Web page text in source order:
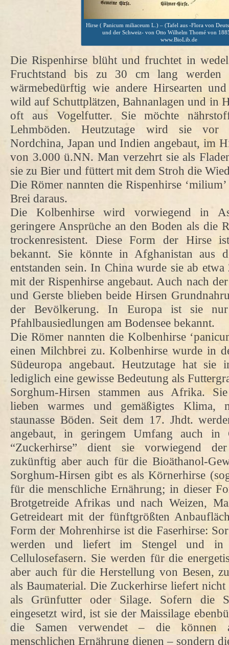
Hirse ( Panicum miliaceum L.) – (Tafel aus -Flora von
und der Schweiz- von Otto Wilhelm Thomé von
www.BioLib.de
Die Rispenhirse blüht und fruchtet in
Fruchtstand bis zu 30 cm lang
wärmebedürftig wie andere Hirsearten
wild auf Schuttplätzen, Bahnanlagen und in
oft aus Vogelfutter. Sie möchte
Lehmböden. Heutzutage wird sie vor
Nordchina, Japan und Indien angebaut, im
von 3.000 ü.NN. Man verzehrt sie als
sie zu Bier und füttert mit dem Stroh die
Die Römer nannten die Rispenhirse
Brei daraus.
Die Kolbenhirse wird vorwiegend in
geringere Ansprüche an den Boden als die
trockenresistent. Diese Form der Hirse
bekannt. Sie könnte in Afghanistan aus
entstanden sein. In China wurde sie ab
mit der Rispenhirse angebaut. Auch nach
und Gerste blieben beide Hirsen
der Bevölkerung. In Europa ist sie
Pfahlbausiedlungen am Bodensee bekannt.
Die Römer nannten die Kolbenhirse
einen Milchbrei zu. Kolbenhirse wurde in
Südeuropa angebaut. Heutzutage hat
lediglich eine gewisse Bedeutung als
Sorghum-Hirsen stammen aus Afrika.
lieben warmes und gemäßigtes Klima,
staunasse Böden. Seit dem 17. Jhdt.
angebaut, in geringem Umfang auch
“Zuckerhirse” dient sie vorwiegend
zukünftig aber auch für die Bioäthanol-
Sorghum-Hirsen gibt es als Körnerhirse
für die menschliche Ernährung; in dieser
Brotgetreide Afrikas und nach Weizen,
Getreideart mit der fünftgrößten
Form der Mohrenhirse ist die Faserhirse:
werden und liefert im Stengel und in
Cellulosefasern. Sie werden für die
aber auch für die Herstellung von Besen,
als Baumaterial. Die Zuckerhirse liefert
als Grünfutter oder Silage. Sofern die
eingesetzt wird, ist sie der Maissilage
die Samen verwendet – die können
menschlichen Ernährung dienen – sondern